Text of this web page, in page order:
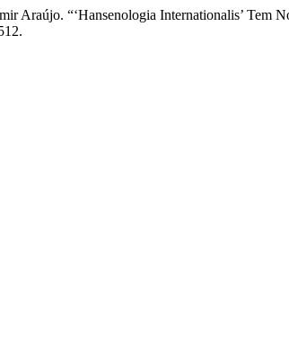
Araújo. “‘Hansenologia Internationalis’ Tem